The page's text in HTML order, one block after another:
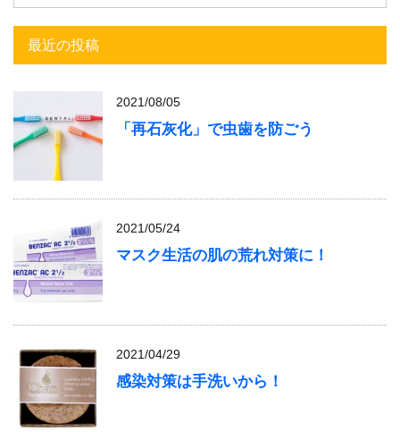
最近の投稿
2021/08/05
「再石灰化」で虫歯を防ごう
2021/05/24
マスク生活の肌の荒れ対策に！
2021/04/29
感染対策は手洗いから！